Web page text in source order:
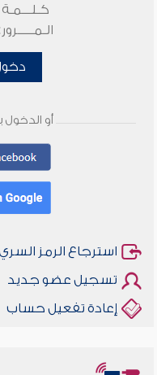
كـلـــمـة
أو
استرجاع الرمز
تسجيل عضو جديد
إعادة تفعيل حساب